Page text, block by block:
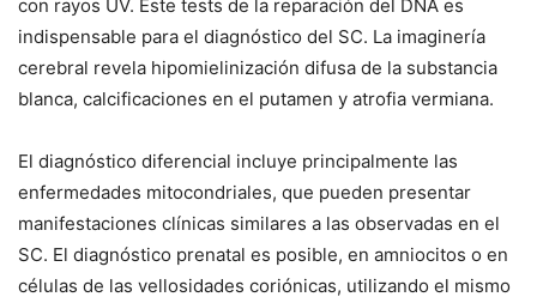
con rayos UV. Este tests de la reparación del DNA es
indispensable para el diagnóstico del SC. La imaginería
cerebral revela hipomielinización difusa de la substancia
blanca, calcificaciones en el putamen y atrofia vermiana.
El diagnóstico diferencial incluye principalmente las
enfermedades mitocondriales, que pueden presentar
manifestaciones clínicas similares a las observadas en el
SC. El diagnóstico prenatal es posible, en amniocitos o en
células de las vellosidades coriónicas, utilizando el mismo